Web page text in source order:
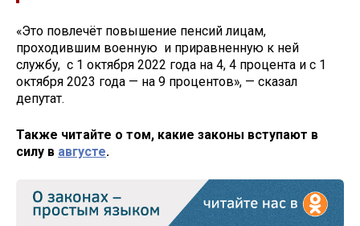
«Это повлечёт повышение пенсий лицам,
проходившим военную и приравненную к ней
службу, с 1 октября 2022 года на 4, 4 процента и с 1
октября 2023 года — на 9 процентов», — сказал
депутат.
Также читайте о том, какие законы вступают в
силу в августе.